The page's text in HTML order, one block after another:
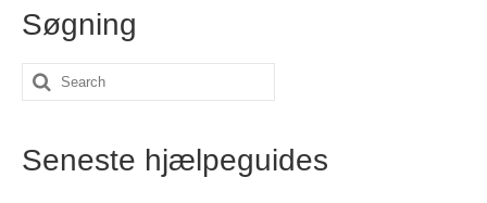
Søgning
Search
Seneste hjælpeguides